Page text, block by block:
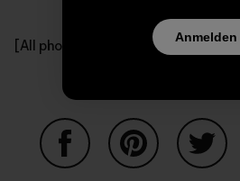
[All photos by Free] Anmelden